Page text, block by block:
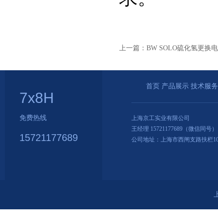
上一篇：BW SOLO硫化氢更换
7x8H
免费热线
15721177689
首页 产品展示 技术服务
上海京工实业有限公司
王经理 15721177689（微信同号）
公司地址：上海市西闸支路扶栏